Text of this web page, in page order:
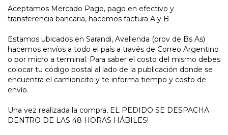
Aceptamos Mercado Pago, pago en efectivo y
transferencia bancaria, hacemos factura A y B
Estamos ubicados en Sarandi, Avellenda (prov de Bs As)
hacemos envíos a todo el país a través de Correo Argentino
o por micro a terminal. Para saber el costo del mismo debes
colocar tu código postal al lado de la publicación donde se
encuentra el camioncito y te informa tiempo y costo de
envío.
Una vez realizada la compra, EL PEDIDO SE DESPACHA
DENTRO DE LAS 48 HORAS HÁBILES!